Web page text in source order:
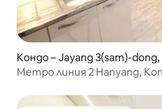
Кондо – Jayang 3(sam)-
Метро линия 2 Hanyang,